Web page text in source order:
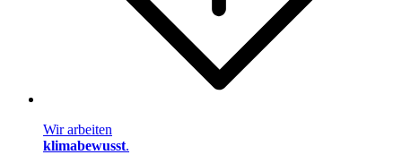
Wir arbeiten
klimabewusst.